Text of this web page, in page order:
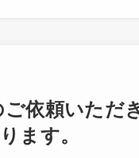
依頼いただ
ます。